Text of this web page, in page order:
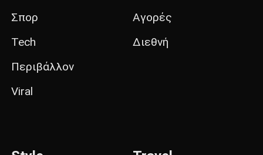
Σπορ
Tech
Περιβάλλον
Viral
Αγορές
Διεθνή